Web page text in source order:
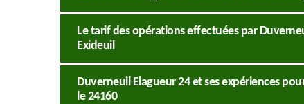
Le tarif des opérations effectuées par
Exideuil
Duverneuil Elagueur 24 et ses expériences
le 24160